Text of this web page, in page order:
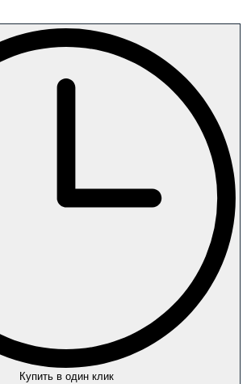
Купить в один клик